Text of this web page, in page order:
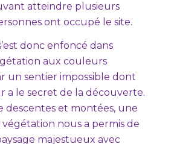
atteindre plusieurs
ont occupé le site.
donc enfoncé dans
aux couleurs
un sentier impossible dont
a le secret de la découverte.
descentes et montées, une
nous a permis de
majestueux avec